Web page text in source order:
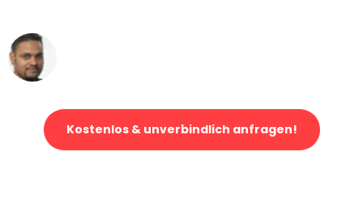
Kostenlos & unverbindlich anfragen!